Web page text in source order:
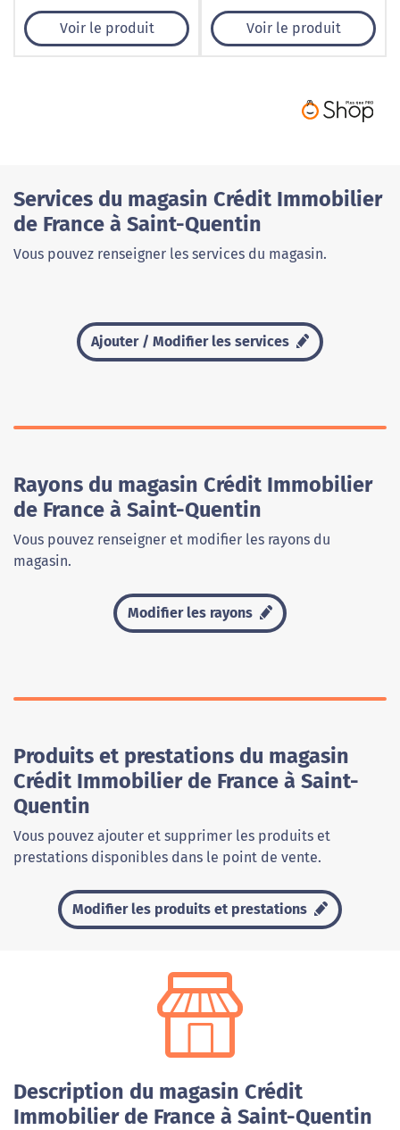
Voir le produit Voir le produit
Services du magasin Crédit Immobilier
de France à Saint-Quentin
Vous pouvez renseigner les services du magasin.
Ajouter / Modifier les services
Rayons du magasin Crédit Immobilier
de France à Saint-Quentin
Vous pouvez renseigner et modifier les rayons du
magasin.
Modifier les rayons
Produits et prestations du magasin
Crédit Immobilier de France à Saint-
Quentin
Vous pouvez ajouter et supprimer les produits et
prestations disponibles dans le point de vente.
Modifier les produits et prestations
Description du magasin Crédit
Immobilier de France à Saint-Quentin